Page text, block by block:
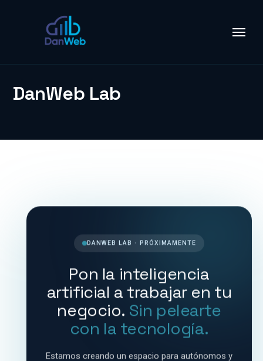
DanWeb Lab
DANWEB LAB · PRÓXIMAMENTE
Pon la inteligencia
artificial a trabajar en tu
negocio. Sin pelearte
con la tecnología.
Estamos creando un espacio para autónomos y